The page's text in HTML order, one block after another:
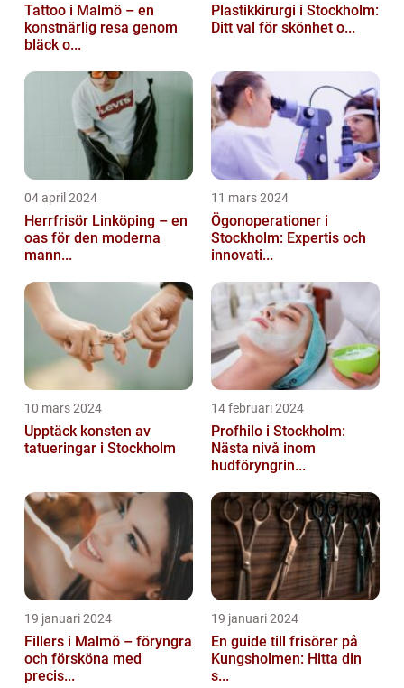
Tattoo i Malmö – en
konstnärlig resa genom
bläck o...
Plastikkirurgi i Stockholm:
Ditt val för skönhet o...
04 april 2024
Herrfrisör Linköping – en
oas för den moderna
mann...
11 mars 2024
Ögonoperationer i
Stockholm: Expertis och
innovati...
10 mars 2024
Upptäck konsten av
tatueringar i Stockholm
14 februari 2024
Profhilo i Stockholm:
Nästa nivå inom
hudföryngrin...
19 januari 2024
Fillers i Malmö – föryngra
och försköna med
precis...
19 januari 2024
En guide till frisörer på
Kungsholmen: Hitta din
s...